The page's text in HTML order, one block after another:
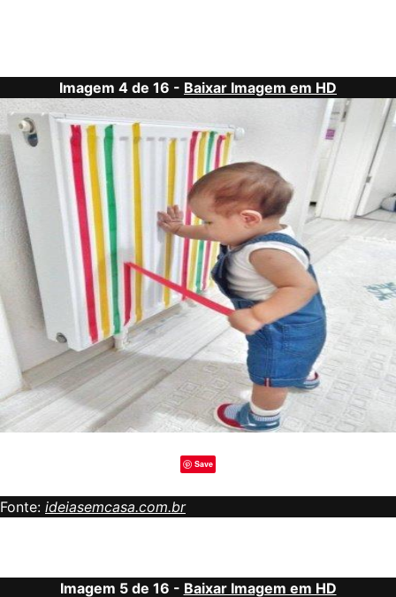
Imagem 4 de 16 - Baixar Imagem em HD
Save
Fonte: ideiasemcasa.com.br
Imagem 5 de 16 - Baixar Imagem em HD